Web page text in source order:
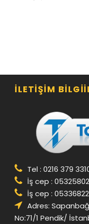
İLETIŞIM
Tel : 0216 379
İş cep :
İş cep :
Adres:
No:71/1 Pendik/